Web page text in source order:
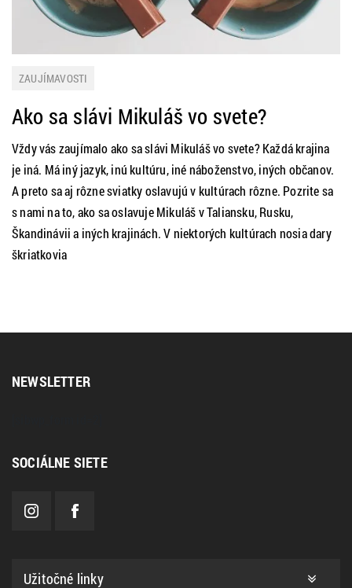
ZAUJÍMAVOSTI
Ako sa slávi Mikuláš vo svete?
Vždy vás zaujímalo ako sa slávi Mikuláš vo svete? Každá krajina
je iná. Má iný jazyk, inú kultúru, iné náboženstvo, iných občanov.
A preto sa aj rôzne sviatky oslavujú v kultúrach rôzne. Pozrite sa
s nami na to, ako sa oslavuje Mikuláš v Taliansku, Rusku,
Škandinávii a iných krajinách. V niektorých kultúrach nosia dary
škriatkovia
NEWSLETTER
SOCIÁLNE SIETE
Užitočné linky